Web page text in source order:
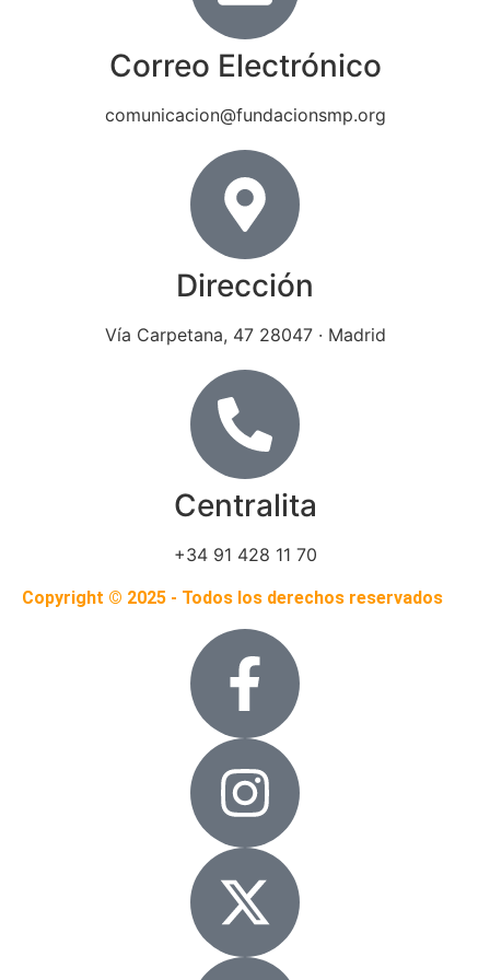
Correo Electrónico
comunicacion@fundacionsmp.org
Dirección
Vía Carpetana, 47 28047 · Madrid
Centralita
+34 91 428 11 70
Copyright © 2025 - Todos los derechos reservados